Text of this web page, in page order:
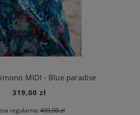
MIDI - Blue paradise
319,00 zł
regularna:409,00 zł